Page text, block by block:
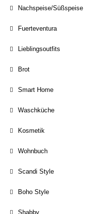
Nachspeise/Süßspeise
Fuerteventura
Lieblingsoutfits
Brot
Smart Home
Waschküche
Kosmetik
Wohnbuch
Scandi Style
Boho Style
Shabby